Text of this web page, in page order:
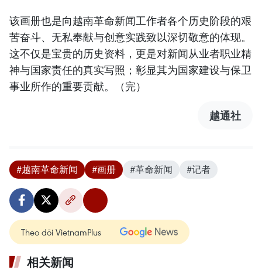
该画册也是向越南革命新闻工作者各个历史阶段的艰
苦奋斗、无私奉献与创意实践致以深切敬意的体现。
这不仅是宝贵的历史资料，更是对新闻从业者职业精
神与国家责任的真实写照；彰显其为国家建设与保卫
事业所作的重要贡献。（完）
越通社
#越南革命新闻 #画册 #革命新闻 #记者
Theo dõi VietnamPlus
相关新闻